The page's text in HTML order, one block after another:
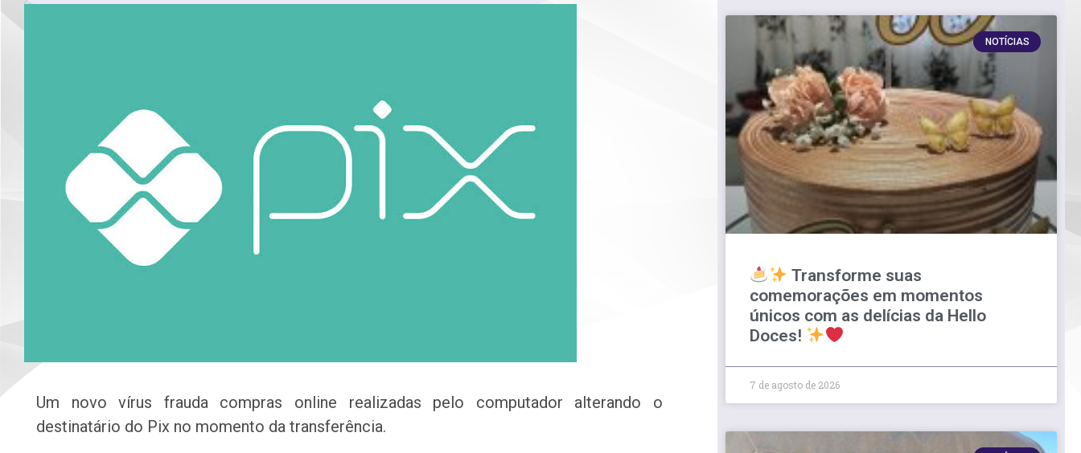
Um novo vírus frauda compras online realizadas pelo computador alterando o
destinatário do Pix no momento da transferência.
NOTÍCIAS
Transforme suas
comemorações em momentos
únicos com as delícias da Hello
Doces!
7 de agosto de 2026